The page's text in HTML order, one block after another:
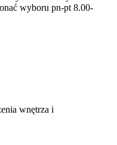
wyboru pn-pt 8.00-
wnętrza i